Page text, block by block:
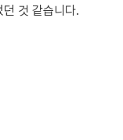
것 같습니다.